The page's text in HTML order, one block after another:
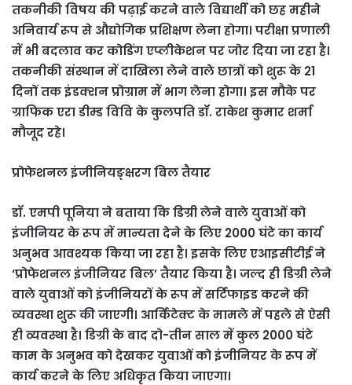
तकनीकी विषय की पढ़ाई करने वाले विद्यार्थी को छह महीने
अनिवार्य रूप से औद्योगिक प्रशिक्षण लेना होगा। परीक्षा प्रणाली
में भी बदलाव कर कोडिंग एप्लीकेशन पर जोर दिया जा रहा है।
तकनीकी संस्थान में दाखिला लेने वाले छात्रों को शुरू के 21
दिनों तक इंडक्शन प्रोग्राम में भाग लेना होगा। इस मौके पर
ग्राफिक एरा डीम्ड विवि के कुलपति डॉ. राकेश कुमार शर्मा
मौजूद रहे।
प्रोफेशनल इंजीनियङ्क्षरग बिल तैयार
डॉ. एमपी पूनिया ने बताया कि डिग्री लेने वाले युवाओं को
इंजीनियर के रूप में मान्यता देने के लिए 2000 घंटे का कार्य
अनुभव आवश्यक किया जा रहा है। इसके लिए एआइसीटीई ने
‘प्रोफेशनल इंजीनियर बिल’ तैयार किया है। जल्द ही डिग्री लेने
वाले युवाओं को इंजीनियरों के रूप में सर्टिफाइड करने की
व्यवस्था शुरू की जाएगी। आर्किटेक्ट के मामले में पहले से ऐसी
ही व्यवस्था है। डिग्री के बाद दो-तीन साल में कुल 2000 घंटे
काम के अनुभव को देखकर युवाओं को इंजीनियर के रूप में
कार्य करने के लिए अधिकृत किया जाएगा।